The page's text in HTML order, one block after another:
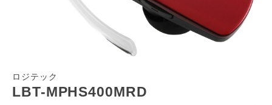
ロジテック
LBT-MPHS400MRD